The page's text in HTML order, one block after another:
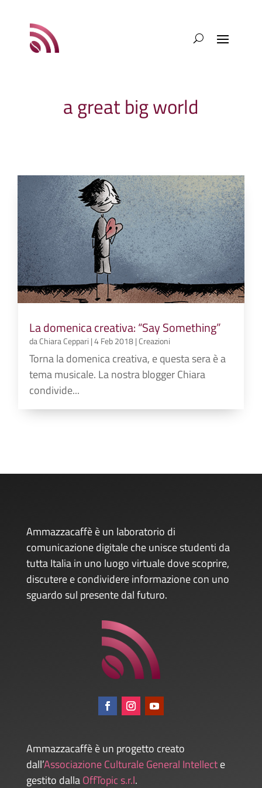
a great big world
La domenica creativa: “Say Something”
daChiara Ceppari |4 Feb 2018|Creazioni
Torna la domenica creativa, e questa sera è a
tema musicale. La nostra blogger Chiara
condivide...
Ammazzacaffè è un laboratorio di
comunicazione digitale che unisce studenti da
tutta Italia in uno luogo virtuale dove scoprire,
discutere e condividere informazione con uno
sguardo sul presente dal futuro.
Ammazzacaffè è un progetto creato
dall’Associazione Culturale General Intellecte
gestito dallaOffTopic s.r.l.